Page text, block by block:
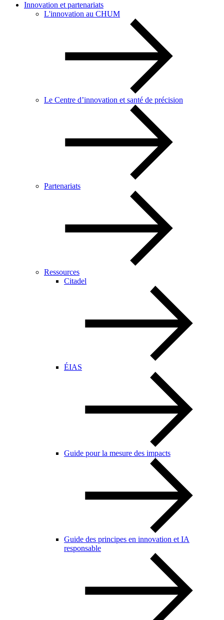
Innovation et partenariats
L'innovation au CHUM
Le Centre d’innovation et santé de précision
Partenariats
Ressources
Citadel
ÉIAS
Guide pour la mesure des impacts
Guide des principes en innovation et IA
responsable